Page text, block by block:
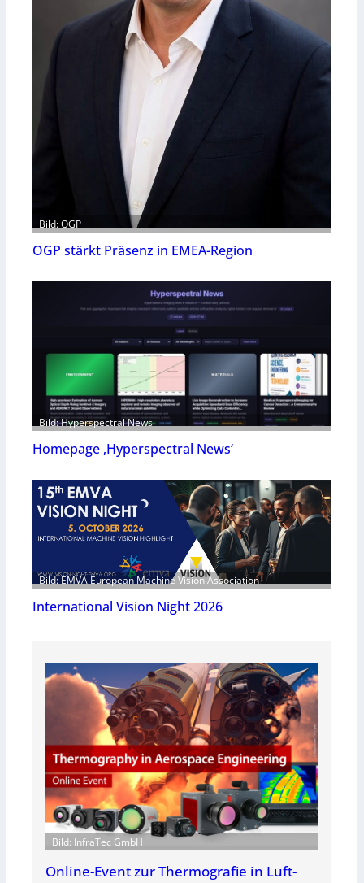
Bild: OGP
OGP stärkt Präsenz in EMEA-Region
Bild: Hyperspectral News
Homepage ‚Hyperspectral News‘
Bild: EMVA European Machine Vision Association
International Vision Night 2026
Bild: InfraTec GmbH
Online-Event zur Thermografie in Luft-